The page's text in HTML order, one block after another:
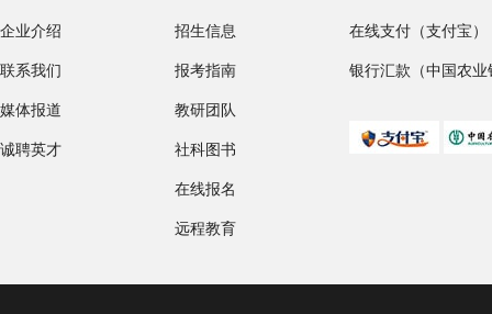
企业介绍
联系我们
媒体报道
诚聘英才
招生信息
报考指南
教研团队
社科图书
在线报名
远程教育
在线支付（支付宝）
银行汇款（中国农业